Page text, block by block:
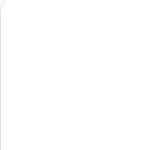
Novotel Taiping Perak